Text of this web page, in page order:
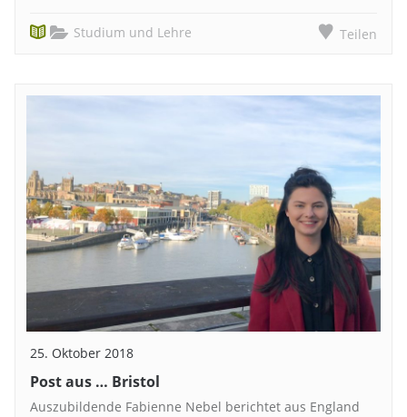
Studium und Lehre Teilen
25. Oktober 2018
Post aus … Bristol
Auszubildende Fabienne Nebel berichtet aus England